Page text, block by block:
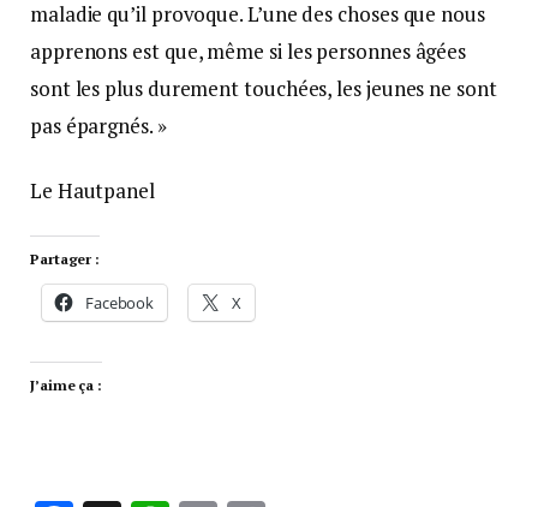
maladie qu’il provoque. L’une des choses que nous
apprenons est que, même si les personnes âgées
sont les plus durement touchées, les jeunes ne sont
pas épargnés. »
Le Hautpanel
Partager :
Facebook X
J’aime ça :